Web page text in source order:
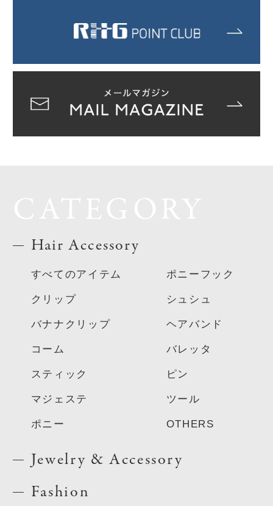
Hair Accessory
すべてのアイテム
クリップ
バナナクリップ
コーム
スティック
マジェステ
ポニー
ポニーフック
シュシュ
ヘアバンド
バレッタ
ピン
ツール
OTHERS
Jewelry & Accessory
Fashion